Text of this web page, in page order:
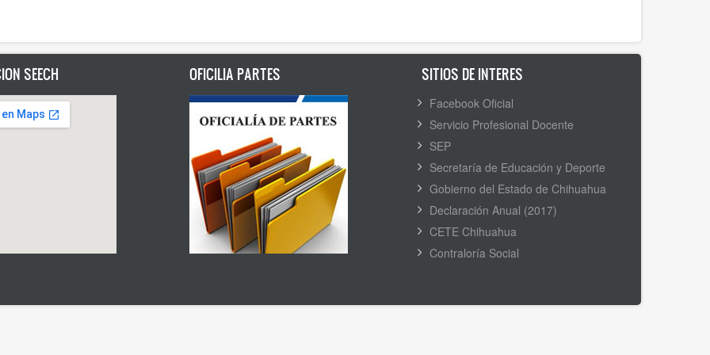
SEECH OFICILIA PARTES SITIOS DE INTERES
Facebook Oficial
Servicio Profesional Docente
SEP
Secretaría de Educación y Deporte
Gobierno del Estado de Chihuahua
Declaración Anual (2017)
CETE Chihuahua
Contraloría Social